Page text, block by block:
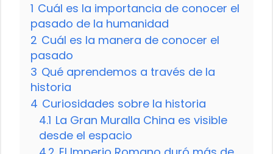
1 Cuál es la importancia de conocer el
pasado de la humanidad
2 Cuál es la manera de conocer el
pasado
3 Qué aprendemos a través de la
historia
4 Curiosidades sobre la historia
4.1 La Gran Muralla China es visible
desde el espacio